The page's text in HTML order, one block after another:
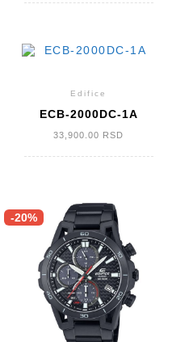
Edifice
ECB-2000DC-1A
33,900.00 RSD
-20%